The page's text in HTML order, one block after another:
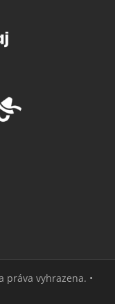
práva vyhrazena. •